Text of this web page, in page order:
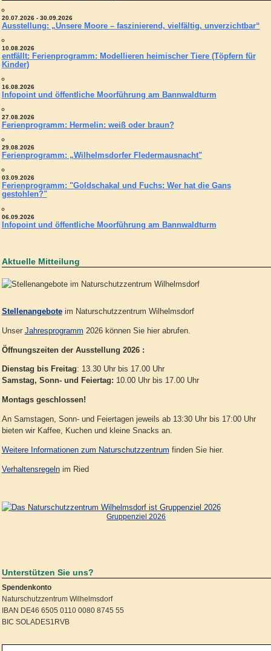
20.07.2026 - 30.09.2026
Ausstellung: „Unsere Moore – faszinierend, vielfältig, unverzichtbar“
10.08.2026
entfällt: Ferienprogramm: Modellieren heimischer Tiere (Töpfern für
Kinder)
16.08.2026
Infopoint und öffentliche Moorführung am Bannwaldturm
27.08.2026
Ferienprogramm: Hermelin: weiß oder braun?
29.08.2026
Ferienprogramm: „Wilhelmsdorfer Fledermausnacht"
03.09.2026
Ferienprogramm: "Goldschakal und Fuchs: Wer hat die Gans
gestohlen?"
06.09.2026
Infopoint und öffentliche Moorführung am Bannwaldturm
Aktuelle Mitteilung
Stellenangeboteim Naturschutzzentrum Wilhelmsdorf
Unser Jahresprogramm 2026 können Sie hier abrufen.
Öffnungszeiten der Ausstellung 2026 :
Dienstag bis Freitag: 13.30 Uhr bis 17.00 Uhr
Samstag, Sonn- und Feiertag: 10.00 Uhr bis 17.00 Uhr
Montags geschlossen!
An Samstagen, Sonn- und Feiertagen jeweils ab 13:30 Uhr bis 17:00 Uhr
bieten wir Kaffee, Kuchen und kleine Snacks an.
Weitere Informationen zum Naturschutzzentrum finden Sie hier.
Verhaltensregelnim Ried
Gruppenziel 2026
Unterstützen Sie uns?
Spendenkonto
Naturschutzzentrum Wilhelmsdorf
IBAN DE46 6505 0110 0080 8745 55
BIC SOLADES1RVB